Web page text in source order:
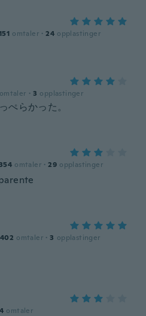
omtaler · 24 opplastinger
omtaler · 3 opplastinger
ぺらかった。
omtaler · 29 opplastinger
402 omtaler · 3 opplastinger
4 omtaler